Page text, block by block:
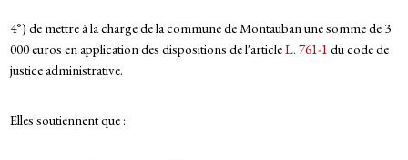
4°) de mettre à la charge de la commune de Montauban une somme de 3
000 euros en application des dispositions de l'articleL. 761-1 du code de
justice administrative.
Elles soutiennent que :